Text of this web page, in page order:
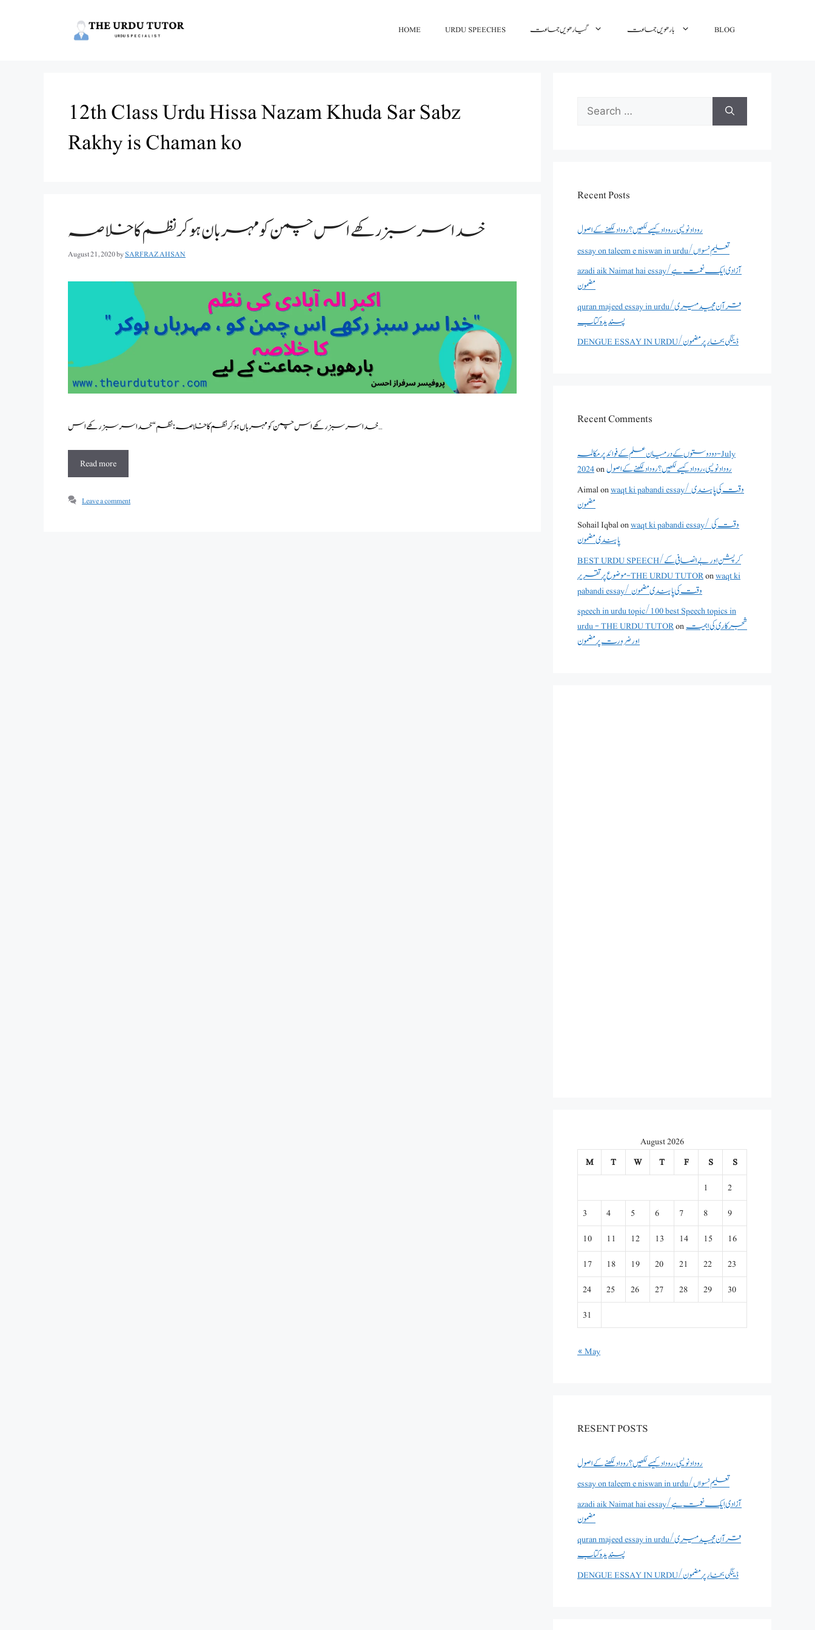
HOME URDU SPEECHES گیارھویں جماعت بارھویں جماعت BLOG
12th Class Urdu Hissa Nazam Khuda Sar Sabz
Rakhy is Chaman ko
خدا سر سبز رکھے اس چمن کو مہربان ہوکر نظم کا خلاصہ
August 21, 2020bySARFRAZ AHSAN
خدا سر سبز رکھے اس چمن کو مہرباں ہو کر نظم کا خلاصہ : نظم “خدا سر سبز رکھے اس …
Read more
Leave a comment
Search
for:
Recent Posts
روداد نویسی ،روداد کیسے لکھیں؟ روداد لکھنے کے اصول
essay on taleem e niswan in urdu/تعلیم نسواں
azadi aik Naimat hai essay/آزادی ایک نعمت ہے
مضمون
quran majeed essay in urdu/قرآن مجید میری
پسندیدہ کتاب
DENGUE ESSAY IN URDU/ڈینگی بخار پر مضمون
Recent Comments
دو دوستوں کے درمیان علم کے فوائد پر مکالمہ - July
2024onروداد نویسی ،روداد کیسے لکھیں؟ روداد لکھنے کے اصول
Aimalonwaqt ki pabandi essay/ وقت کی پابندی
مضمون
Sohail Iqbalonwaqt ki pabandi essay/ وقت کی
پابندی مضمون
BEST URDU SPEECH/کرپشن اور بے انصافی کے
موضوع پر تقریر - THE URDU TUTORonwaqt ki
pabandi essay/ وقت کی پابندی مضمون
speech in urdu topic/100 best Speech topics in
urdu - THE URDU TUTORonشجرکاری کی اہمیت
اور ضرورت پر مضمون
August 2026
M
T W T F S
S
1
2
3
4 5 6 7 8
9
10
11 12 13 14 15
16
17
18 19 20 21 22
23
24
25 26 27 28 29
30
31
« May
RESENT POSTS
روداد نویسی ،روداد کیسے لکھیں؟ روداد لکھنے کے اصول
essay on taleem e niswan in urdu/تعلیم نسواں
azadi aik Naimat hai essay/آزادی ایک نعمت ہے
مضمون
quran majeed essay in urdu/قرآن مجید میری
پسندیدہ کتاب
DENGUE ESSAY IN URDU/ڈینگی بخار پر مضمون